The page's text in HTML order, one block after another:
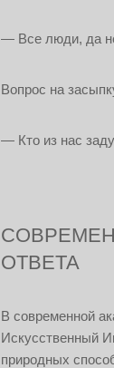
— Все люди, да
Вопрос на
— Кто из нас
ОТВЕТА
В современной
Искусственный
природных